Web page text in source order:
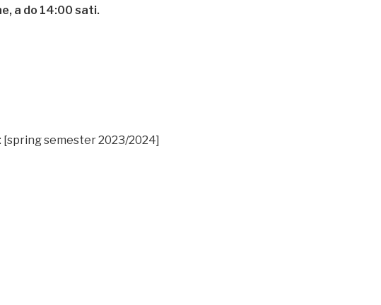
a do 14:00 sati.
semester 2023/2024]